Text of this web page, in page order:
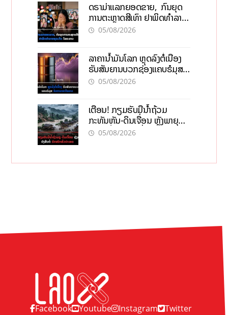
ດຣາມ່າແລກຍອດຂາຍ, ກົນຍຸດ
ການຕະຫຼາດສີເທົາ ຢາພິດທຳລາຍ
ທຸລະກິດ ໄລຍະຍາວ
05/08/2026
ລາຄານ້ຳມັນໂລກ ຫຼຸດລົງຕໍ່ເນື່ອງ
ຮັບສັນຍານບວກຊ່ອງແຄບຮໍມຸສ
ຈັບຕາລາຄາໃນລາວ
05/08/2026
ເຕືອນ! ກຽມຮັບມືນໍ້າຖ້ວມ
ກະທັນຫັນ-ດິນເຈື່ອນ ຫຼັງພາຍຸຝົນ
ຍັງສືບຕໍ່ຕົກໜັກທົ່ວປະເທດ
05/08/2026
Facebook Youtube Instagram Twitter